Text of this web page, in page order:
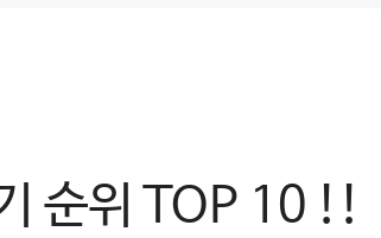
순위 TOP 10 !!